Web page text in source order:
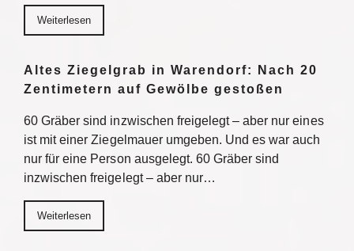
Weiterlesen
Altes Ziegelgrab in Warendorf: Nach 20
Zentimetern auf Gewölbe gestoßen
60 Gräber sind inzwischen freigelegt – aber nur eines
ist mit einer Ziegelmauer umgeben. Und es war auch
nur für eine Person ausgelegt. 60 Gräber sind
inzwischen freigelegt – aber nur…
Weiterlesen